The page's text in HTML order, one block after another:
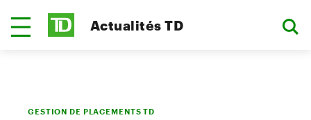
Actualités TD
GESTION DE PLACEMENTS TD